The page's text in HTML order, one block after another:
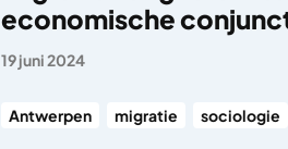
economische
19 juni 2024
Antwerpen migratie sociologie